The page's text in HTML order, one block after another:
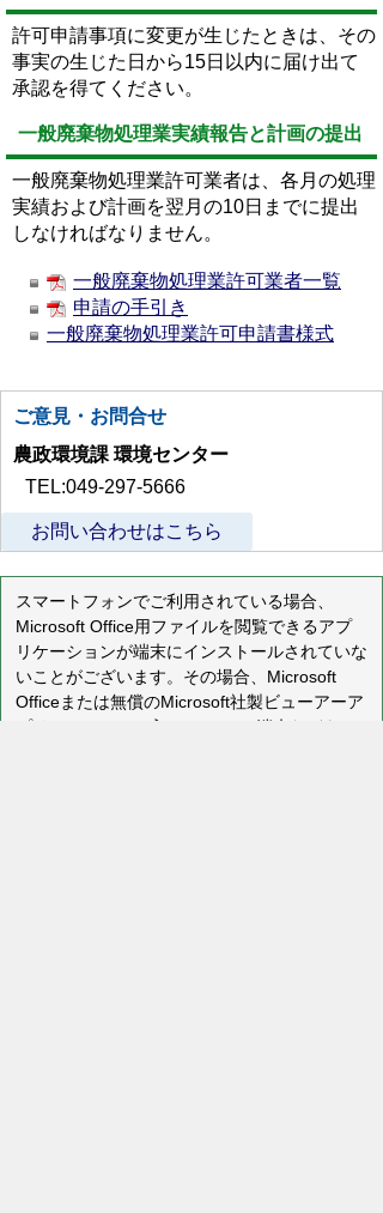
許可申請事項に変更が生じたときは、その
事実の生じた日から15日以内に届け出て
承認を得てください。
一般廃棄物処理業実績報告と計画の提出
一般廃棄物処理業許可業者は、各月の処理
実績および計画を翌月の10日までに提出
しなければなりません。
一般廃棄物処理業許可業者一覧
申請の手引き
一般廃棄物処理業許可申請書様式
ご意見・お問合せ
農政環境課 環境センター
TEL:049-297-5666
お問い合わせはこちら
スマートフォンでご利用されている場合、
Microsoft Office用ファイルを閲覧できるアプ
リケーションが端末にインストールされていな
いことがございます。その場合、Microsoft
Officeまたは無償のMicrosoft社製ビューアーア
プリケーションの入っているPC端末などをご